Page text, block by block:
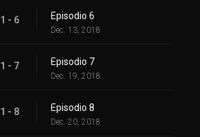
1 - 6 Episodio 6
Dec. 13, 2018
1 - 7 Episodio 7
Dec. 19, 2018
1 - 8 Episodio 8
Dec. 20, 2018